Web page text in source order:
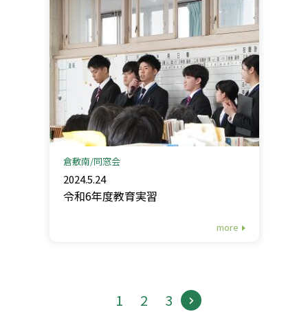
倉敷南 同窓会
2024.5.24
令和6年度教育実習
more
1 2 3